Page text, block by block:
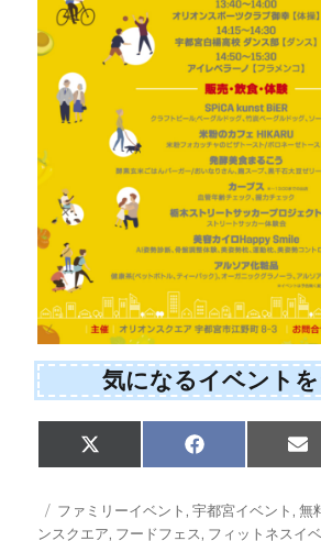
気になるイベント
Share
on
X
(
w
Share
on
F
a
e
b
E
m
i
l
投
稿
カ
テ
ファミリーイベント ,宇都宮イベント ,無
ンスクエア, フードフェス, フィットネスイ